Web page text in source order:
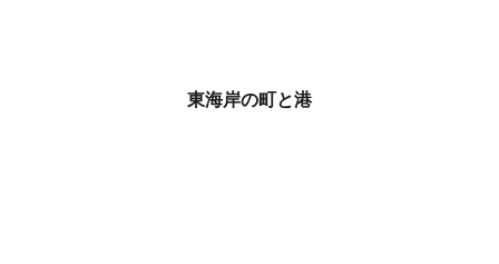
東海岸の町と港